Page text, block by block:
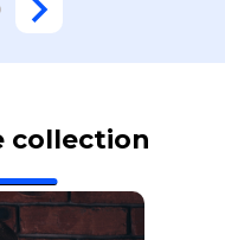
collection